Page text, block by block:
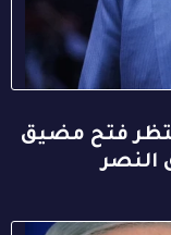
فتح مضيق
النصر